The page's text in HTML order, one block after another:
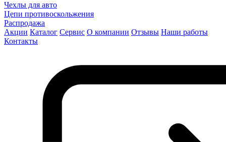
Чехлы для авто
Цепи противоскольжения
Распродажа
Акции Каталог Сервис О компании Отзывы Наши работы
Контакты